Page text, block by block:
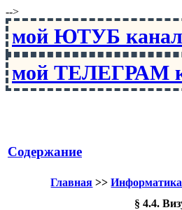
-->
мой ЮТУБ
мой ТЕЛЕГРАМ
Содержание
Главная >>Информатика
§ 4.4.